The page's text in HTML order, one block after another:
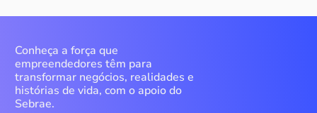
Conheça a força que
empreendedores têm para
transformar negócios, realidades e
histórias de vida, com o apoio do
Sebrae.